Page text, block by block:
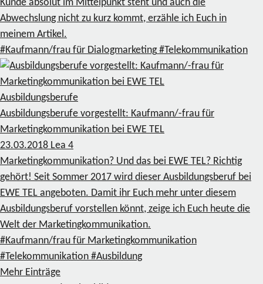
Kunde absolut im Mittelpunkt steht und auch die
Abwechslung nicht zu kurz kommt, erzähle ich Euch in
meinem Artikel.
#Kaufmann/frau für Dialogmarketing #Telekommunikation
Ausbildungsberufe
Ausbildungsberufe vorgestellt: Kaufmann/-frau für
Marketingkommunikation bei EWE TEL
23.03.2018 Lea 4
Marketingkommunikation? Und das bei EWE TEL? Richtig
gehört! Seit Sommer 2017 wird dieser Ausbildungsberuf bei
EWE TEL angeboten. Damit ihr Euch mehr unter diesem
Ausbildungsberuf vorstellen könnt, zeige ich Euch heute die
Welt der Marketingkommunikation.
#Kaufmann/frau für Marketingkommunikation
#Telekommunikation #Ausbildung
Mehr Einträge